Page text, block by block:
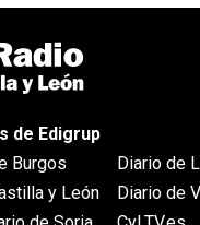
de Edigrup
Burgos
y León
Diario de
Diario de